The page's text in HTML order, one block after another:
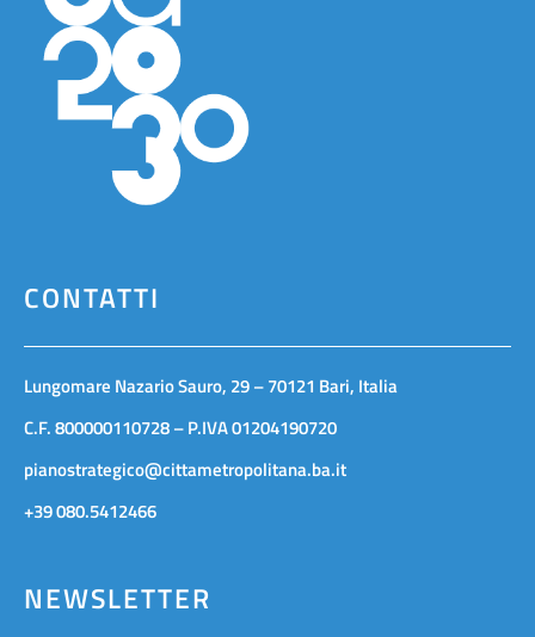
CONTATTI
Lungomare Nazario Sauro, 29 – 70121 Bari, Italia
C.F. 800000110728 – P.IVA 01204190720
pianostrategico@cittametropolitana.ba.it
+39 080.5412466
NEWSLETTER